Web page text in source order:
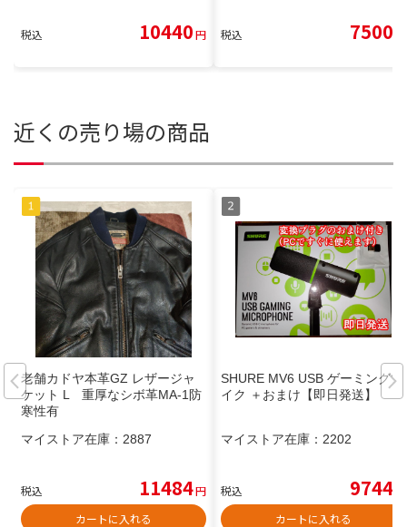
税込 10440円 税込 7500
近くの売り場の商品
老舗カドヤ本革GZ レザージャ
ケット L 重厚なシボ革MA-1防
寒性有
マイストア在庫： 2887
税込 11484円
カートに入れる
SHURE MV6 USB ゲーミングマ
イク ＋おまけ【即日発送】
マイストア在庫： 2202
税込 9744
カートに入れる